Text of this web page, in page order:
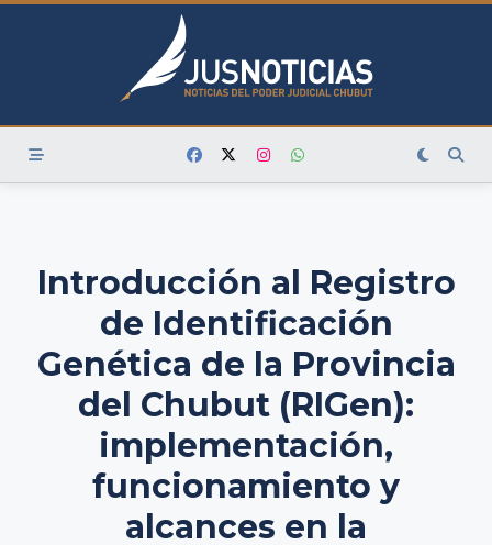
Skip
Introducción al Registro
de Identificación
Genética de la Provincia
del Chubut (RIGen):
implementación,
funcionamiento y
alcances en la